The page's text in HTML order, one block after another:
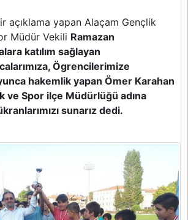
açıklama yapan Alaçam Gençlik
Müdür Vekili Ramazan
katılım sağlayan
Ögrencilerimize
hakemlik yapan Ömer Karahan
ve Spor ilçe Müdürlüğü adına
sunarız dedi.